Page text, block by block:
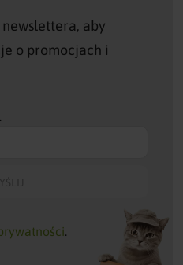
newslettera, aby
o promocjach i
.